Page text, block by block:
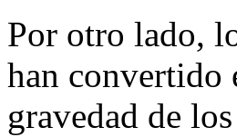
Por otro lado,
han convertido
gravedad de